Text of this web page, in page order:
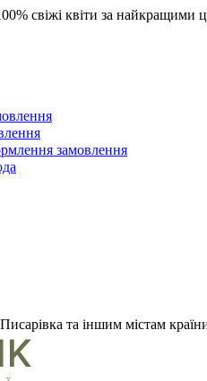
свіжі квіти за найкращими
замовлення
та іншим містам